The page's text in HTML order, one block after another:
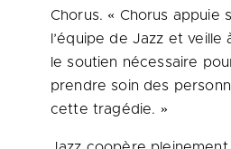
Chorus. « Chorus appuie
l’équipe de Jazz et
le soutien nécessaire
prendre soin des
cette tragédie. »